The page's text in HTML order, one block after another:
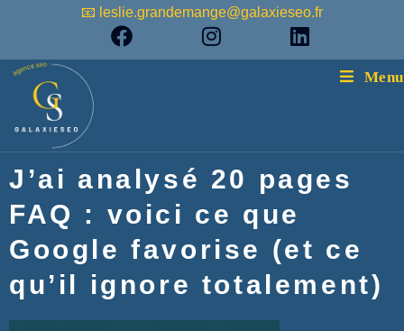
📧 leslie.grandemange@galaxieseo.fr
Menu
J’ai analysé 20 pages
FAQ : voici ce que
Google favorise (et ce
qu’il ignore totalement)